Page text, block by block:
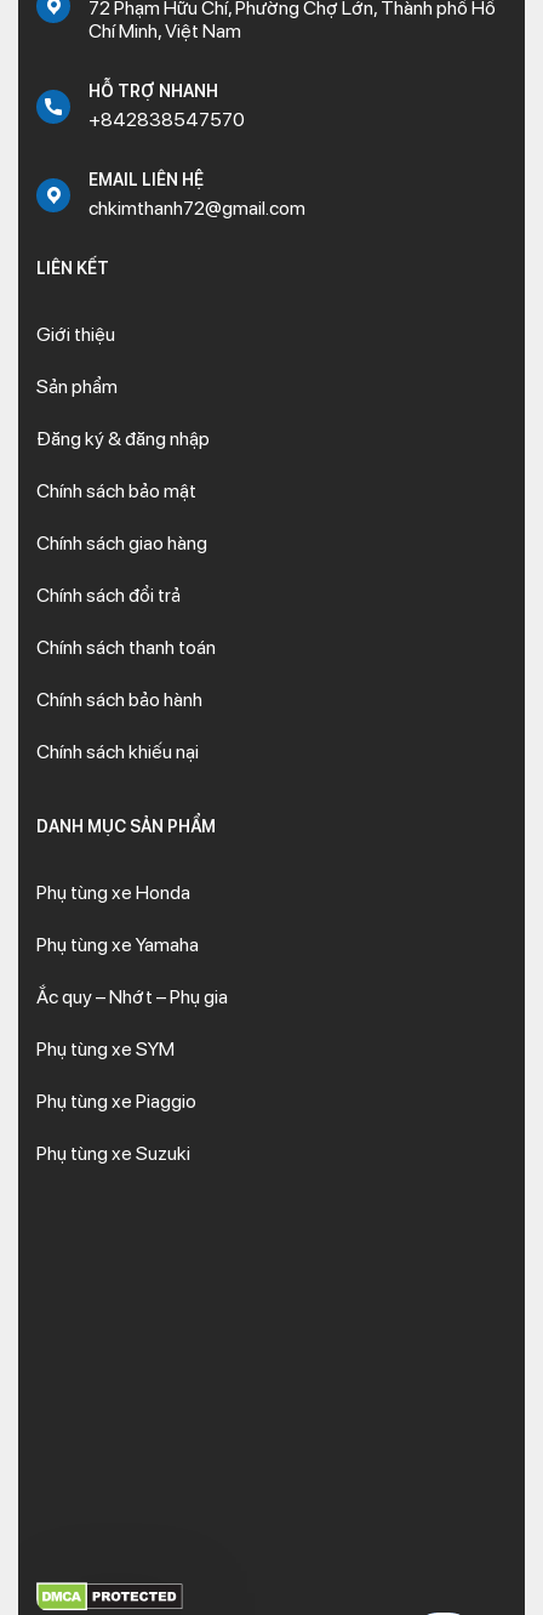
72 Phạm Hữu Chí, Phường Chợ Lớn, Thành phố Hồ
Chí Minh, Việt Nam
HỖ TRỢ NHANH
+842838547570
EMAIL LIÊN HỆ
chkimthanh72@gmail.com
LIÊN KẾT
Giới thiệu
Sản phẩm
Đăng ký & đăng nhập
Chính sách bảo mật
Chính sách giao hàng
Chính sách đổi trả
Chính sách thanh toán
Chính sách bảo hành
Chính sách khiếu nại
DANH MỤC SẢN PHẨM
Phụ tùng xe Honda
Phụ tùng xe Yamaha
Ắc quy – Nhớt – Phụ gia
Phụ tùng xe SYM
Phụ tùng xe Piaggio
Phụ tùng xe Suzuki
XEM THÊM